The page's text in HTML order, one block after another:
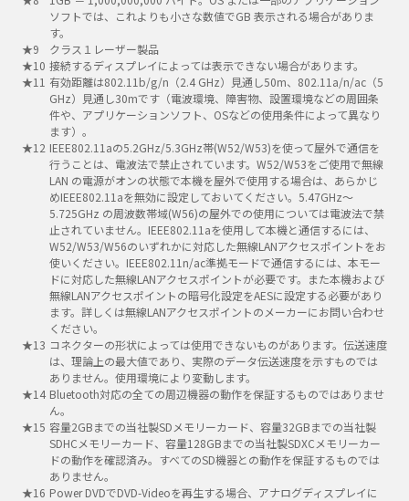
ソフトでは、これよりも小さな数値でGB 表示される場合がありま
す。
クラス１レーザー製品
接続するディスプレイによっては表示できない場合があります。
有効距離は802.11b/g/n（2.4 GHz）見通し50m、802.11a/n/ac（5
GHz）見通し30mです（電波環境、障害物、設置環境などの周囲条
件や、アプリケーションソフト、OSなどの使用条件によって異なり
ます）。
IEEE802.11aの5.2GHz/5.3GHz帯(W52/W53)を使って屋外で通信を
行うことは、電波法で禁止されています。W52/W53をご使用で無線
LAN の電源がオンの状態で本機を屋外で使用する場合は、あらかじ
めIEEE802.11aを無効に設定しておいてください。5.47GHz～
5.725GHz の周波数帯域(W56)の屋外での使用については電波法で禁
止されていません。IEEE802.11aを使用して本機と通信するには、
W52/W53/W56のいずれかに対応した無線LANアクセスポイントをお
使いください。IEEE802.11n/ac準拠モードで通信するには、本モー
ドに対応した無線LANアクセスポイントが必要です。また本機および
無線LANアクセスポイントの暗号化設定をAESに設定する必要があり
ます。詳しくは無線LANアクセスポイントのメーカーにお問い合わせ
ください。
コネクターの形状によっては使用できないものがあります。伝送速度
は、理論上の最大値であり、実際のデータ伝送速度を示すものでは
ありません。使用環境により変動します。
Bluetooth対応の全ての周辺機器の動作を保証するものではありませ
ん。
容量2GBまでの当社製SDメモリーカード、容量32GBまでの当社製
SDHCメモリーカード、容量128GBまでの当社製SDXCメモリーカー
ドの動作を確認済み。すべてのSD機器との動作を保証するものでは
ありません。
Power DVDでDVD-Videoを再生する場合、アナログディスプレイに